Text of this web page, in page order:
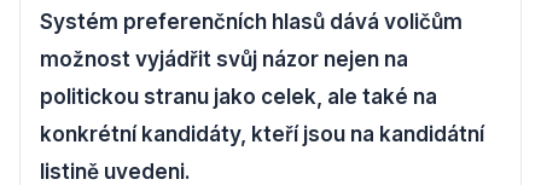
Systém preferenčních hlasů dává voličům
možnost vyjádřit svůj názor nejen na
politickou stranu jako celek, ale také na
konkrétní kandidáty, kteří jsou na kandidátní
listině uvedeni.